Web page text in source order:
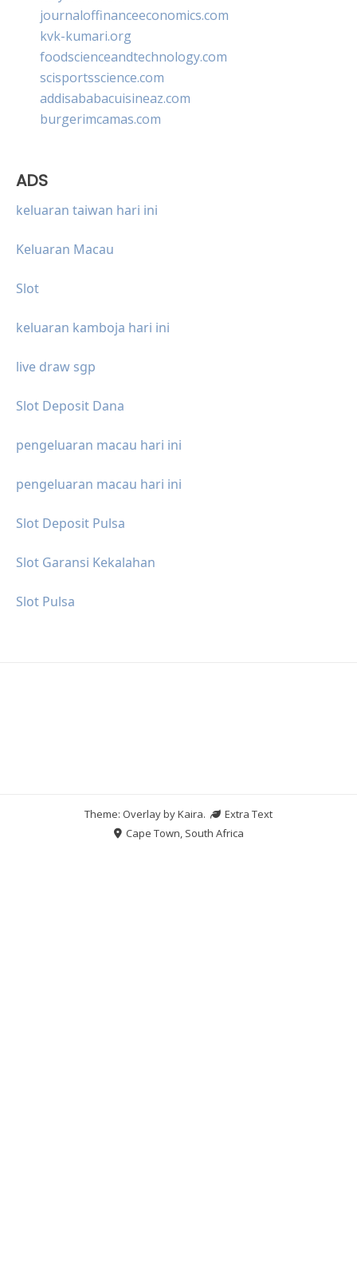
journaloffinanceeconomics.com
kvk-kumari.org
foodscienceandtechnology.com
scisportsscience.com
addisababacuisineaz.com
burgerimcamas.com
ADS
keluaran taiwan hari ini
Keluaran Macau
Slot
keluaran kamboja hari ini
live draw sgp
Slot Deposit Dana
pengeluaran macau hari ini
pengeluaran macau hari ini
Slot Deposit Pulsa
Slot Garansi Kekalahan
Slot Pulsa
Theme: Overlay byKaira.
Extra Text
Cape Town, South Africa